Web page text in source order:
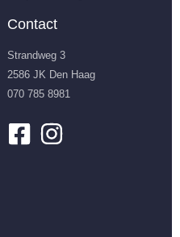
Contact
Strandweg 3
2586 JK Den Haag
070 785 8981